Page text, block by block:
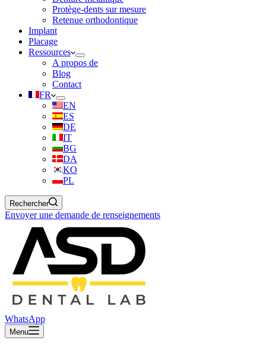
Protège-dents sur mesure
Retenue orthodontique
Implant
Placage
Ressources
A propos de
Blog
Contact
FR
EN
ES
DE
IT
BG
DA
KO
PL
Rechercher
Envoyer une demande de renseignements
WhatsApp
Menu